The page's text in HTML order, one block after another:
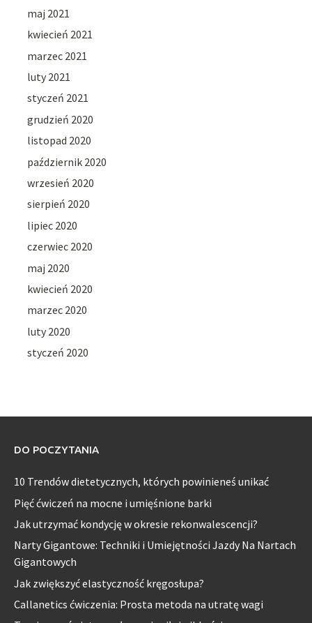
maj 2021
kwiecień 2021
marzec 2021
luty 2021
styczeń 2021
grudzień 2020
listopad 2020
październik 2020
wrzesień 2020
sierpień 2020
lipiec 2020
czerwiec 2020
maj 2020
kwiecień 2020
marzec 2020
luty 2020
styczeń 2020
DO POCZYTANIA
10 Trendów dietetycznych, których powinieneś unikać
Pięć ćwiczeń na mocne i umięśnione barki
Jak utrzymać kondycję w okresie rekonwalescencji?
Narty Gigantowe: Techniki i Umiejętności Jazdy Na Nartach
Gigantowych
Jak zwiększyć elastyczność kręgosłupa?
Callanetics ćwiczenia: Prosta metoda na utratę wagi